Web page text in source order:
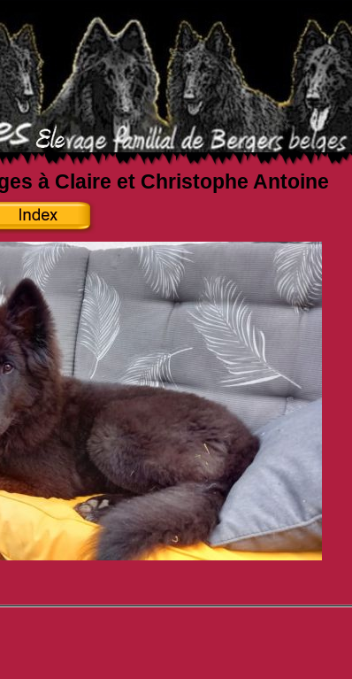
à Claire et Christophe Antoine